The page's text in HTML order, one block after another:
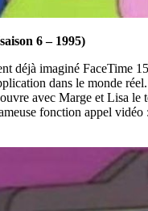
6 – 1995)
déjà imaginé FaceTime
dans le monde
avec Marge et Lisa le
fonction appel vidéo